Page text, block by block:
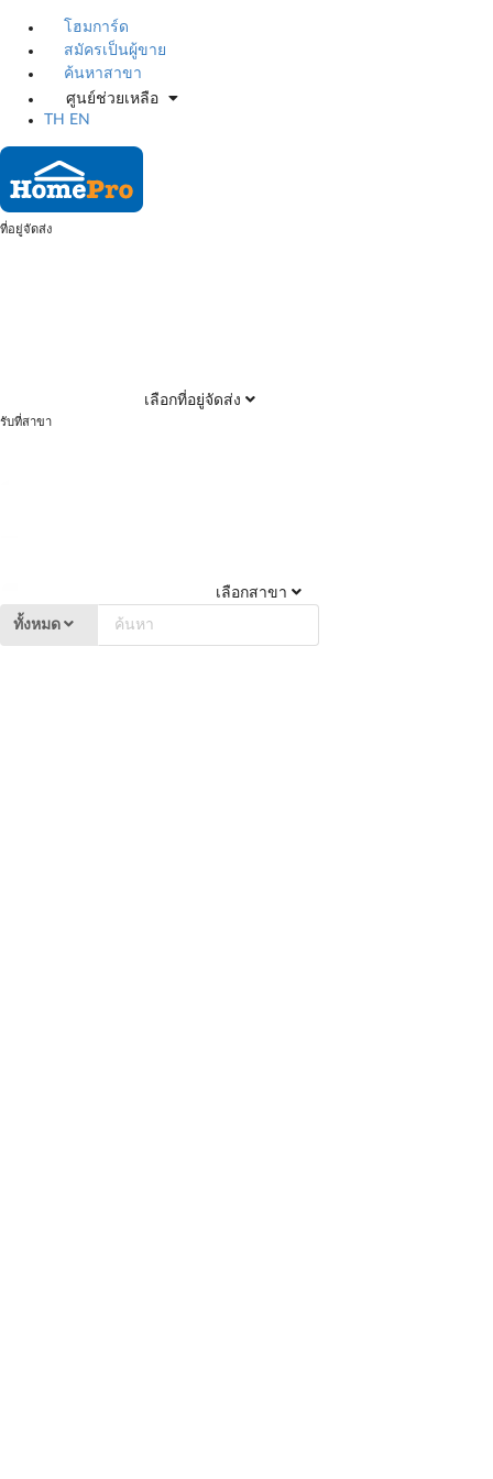
โฮมการ์ด
สมัครเป็นผู้ขาย
ค้นหาสาขา
ศูนย์ช่วยเหลือ
TH
EN
ที่อยู่จัดส่ง
เลือกที่อยู่จัดส่ง
รับที่สาขา
เลือกสาขา
ทั้งหมด